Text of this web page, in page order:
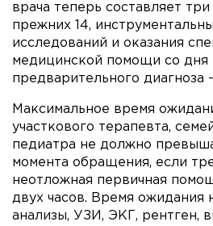
врача теперь составляет
прежних 14,
исследований и оказания
медицинской помощи со дня
предварительного диагноза
Максимальное время
участкового терапевта,
педиатра не должно
момента обращения, если
неотложная первичная
двух часов. Время ожидания
анализы, УЗИ, ЭКГ, рентген,